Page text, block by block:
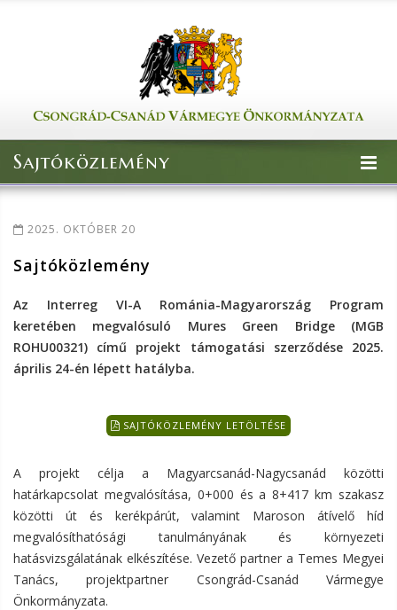
Sajtóközlemény
2025. OKTÓBER 20
Sajtóközlemény
Az Interreg VI-A Románia-Magyarország Program
keretében megvalósuló Mures Green Bridge (MGB
ROHU00321) című projekt támogatási szerződése 2025.
április 24-én lépett hatályba.
SAJTÓKÖZLEMÉNY LETÖLTÉSE
A projekt célja a Magyarcsanád-Nagycsanád közötti
határkapcsolat megvalósítása, 0+000 és a 8+417 km szakasz
közötti út és kerékpárút, valamint Maroson átívelő híd
megvalósíthatósági tanulmányának és környezeti
hatásvizsgálatának elkészítése. Vezető partner a Temes Megyei
Tanács, projektpartner Csongrád-Csanád Vármegye
Önkormányzata.